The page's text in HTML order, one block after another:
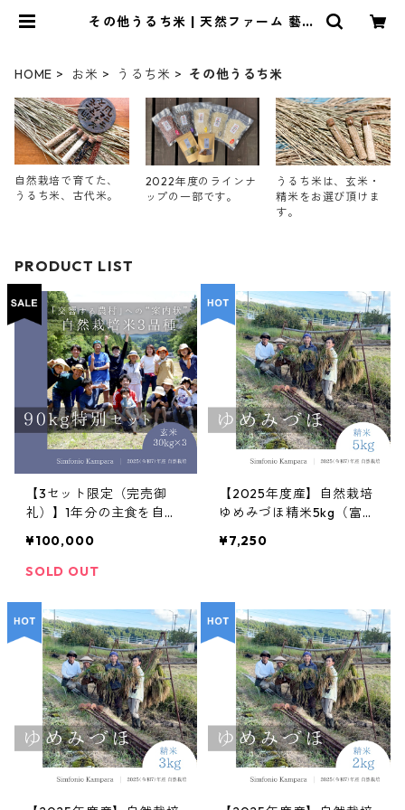
その他うるち米 | 天然ファーム 藝術
HOME お米 うるち米 その他うるち米
自然栽培で育てた、
うるち米、古代米。
2022年度のラインナ
ップの一部です。
うるち米は、玄米・
精米をお選び頂けま
す。
PRODUCT LIST
【3セット限定（完売御
礼）】1年分の主食を自然
するお米」90kg特別セッ
ト（ コシヒカリ・イセヒ
g）
¥100,000
SOLD OUT
【2025年度産】自然栽培
ゆめみづほ精米5kg（富山
¥7,250